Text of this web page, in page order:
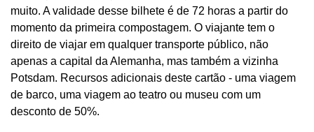
muito. A validade desse bilhete é de 72 horas a partir do
momento da primeira compostagem. O viajante tem o
direito de viajar em qualquer transporte público, não
apenas a capital da Alemanha, mas também a vizinha
Potsdam. Recursos adicionais deste cartão - uma viagem
de barco, uma viagem ao teatro ou museu com um
desconto de 50%.